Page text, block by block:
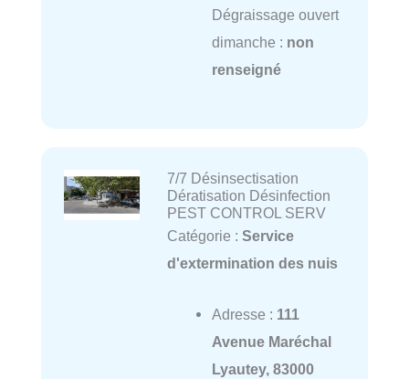
Dégraissage ouvert
dimanche : non
renseigné
7/7 Désinsectisation
Dératisation Désinfection
PEST CONTROL SERV
Catégorie : Service
d'extermination des nuis
Adresse : 111
Avenue Maréchal
Lyautey, 83000